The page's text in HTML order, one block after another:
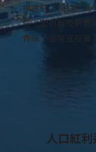
場進駐，獨特生活
性，吸引科技新貴
青睞，宜居宜投資
人口紅利